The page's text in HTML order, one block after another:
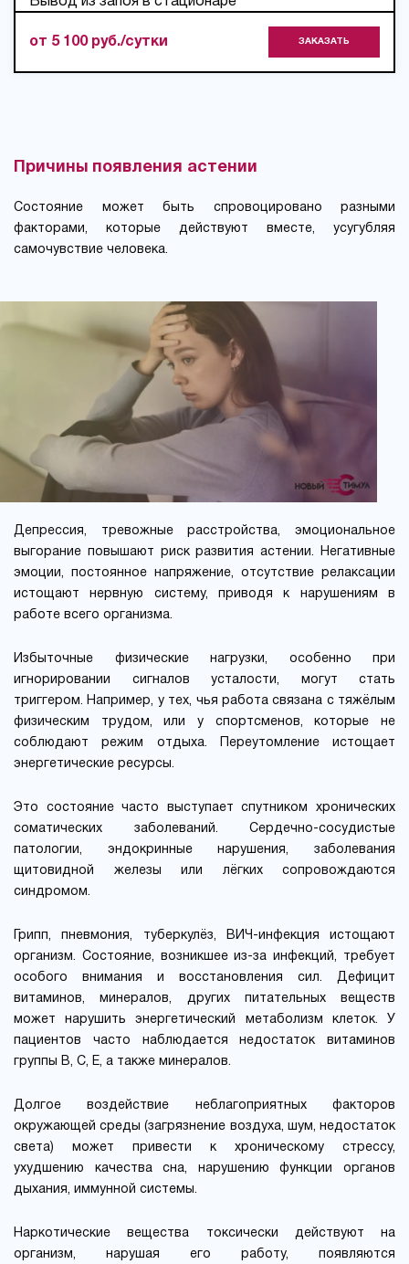
от 5 100 руб./сутки ЗАКАЗАТЬ
Причины появления астении
Состояние может быть спровоцировано разными
факторами, которые действуют вместе, усугубляя
самочувствие человека.
Депрессия, тревожные расстройства, эмоциональное
выгорание повышают риск развития астении. Негативные
эмоции, постоянное напряжение, отсутствие релаксации
истощают нервную систему, приводя к нарушениям в
работе всего организма.
Избыточные физические нагрузки, особенно при
игнорировании сигналов усталости, могут стать
триггером. Например, у тех, чья работа связана с тяжёлым
физическим трудом, или у спортсменов, которые не
соблюдают режим отдыха. Переутомление истощает
энергетические ресурсы.
Это состояние часто выступает спутником хронических
соматических заболеваний. Сердечно-сосудистые
патологии, эндокринные нарушения, заболевания
щитовидной железы или лёгких сопровождаются
синдромом.
Грипп, пневмония, туберкулёз, ВИЧ-инфекция истощают
организм. Состояние, возникшее из-за инфекций, требует
особого внимания и восстановления сил. Дефицит
витаминов, минералов, других питательных веществ
может нарушить энергетический метаболизм клеток. У
пациентов часто наблюдается недостаток витаминов
группы В, С, Е, а также минералов.
Долгое воздействие неблагоприятных факторов
окружающей среды (загрязнение воздуха, шум, недостаток
света) может привести к хроническому стрессу,
ухудшению качества сна, нарушению функции органов
дыхания, иммунной системы.
Наркотические вещества токсически действуют на
организм, нарушая его работу, появляются